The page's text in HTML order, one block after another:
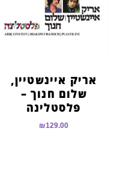
format_underlined הוסף קו תחתון לקישורים
סמן קישורים
אריק איינשטיין,
שלום חנוך –
פלסטלינה
₪129.00